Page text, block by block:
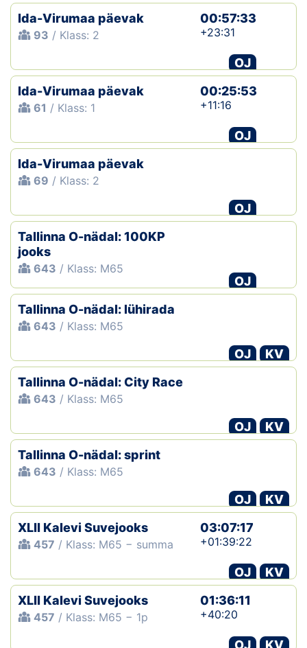
Ida-Virumaa päevak
93 / Klass: 2
00:57:33
+23:31
OJ
Ida-Virumaa päevak
61 / Klass: 1
00:25:53
+11:16
OJ
Ida-Virumaa päevak
69 / Klass: 2
OJ
Tallinna O-nädal: 100KP
jooks
643 / Klass: M65
OJ
Tallinna O-nädal: lühirada
643 / Klass: M65
OJ
KV
Tallinna O-nädal: City Race
643 / Klass: M65
OJ
KV
Tallinna O-nädal: sprint
643 / Klass: M65
OJ
KV
XLII Kalevi Suvejooks
457 / Klass: M65 − summa
03:07:17
+01:39:22
OJ
KV
XLII Kalevi Suvejooks
457 / Klass: M65 − 1p
01:36:11
+40:20
OJ
KV